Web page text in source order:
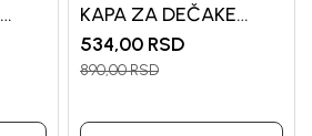
KAPA ZA DEČAKE
TIMON
534,00 RSD
890,00RSD